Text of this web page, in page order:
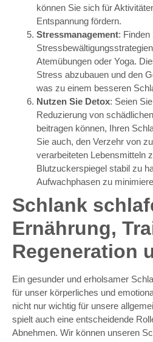
können Sie sich für
Entspannung fördern.
Stressmanagement: Finden
Atemübungen oder Yoga.
Stress abzubauen und den
was zu einem besseren
Nutzen Sie Detox: Seien
Reduzierung von
beitragen können, Ihren
Sie auch, den Verzehr von
verarbeiteten Lebensmitteln
Blutzuckerspiegel stabil zu
Aufwachphasen zu
Schlank
Ernährung,
Regeneration
Ein gesunder und erholsamer
für unser körperliches und
nicht nur wichtig für unsere
spielt auch eine entscheidende
Abnehmen. Wir können unseren